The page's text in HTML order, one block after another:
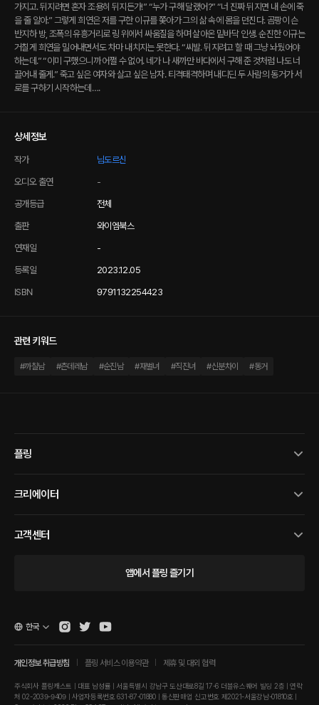
가지고. 뒤지려면 혼자 조용히 뒤지든가!” “누가 구해 달랬어?” “너 진짜 뒤지면 내 손에 죽
을 줄 알아.” 그렇게 희연은 저를 구한 이규를 쫓아가 그의 삶 속에 몸을 던진다. 곰팡이 슨
반지하 방, 조폭의 유흥거리로 링 위에서 싸움질을 하며 살아온 밑바닥 인생. 순진한 이규는
거칠게 희연을 밀어내면서도 차마 내치지는 못한다. “씨발. 뒤지려고 할 때 그냥 놔뒀어야
하는데.” “이미 구했으니까 어쩔 수 없어. 네가 나 새까만 바다에서 구해 준 것처럼 나도 너
끌어내 줄게.” 죽고 싶은 여자와 살고 싶은 남자. 티격태격하며 내디딘 두 사람의 동거가 서
로를 구하기 시작하는데….
상세정보
작가 님도르신
오디오 출연 -
공개등급 전체
출판 와이엠북스
연재일 -
등록일 2023.12.05
ISBN 9791132254423
관련 키워드
#까칠남 #츤데레남 #순진남 #재벌녀 #직진녀 #신분차이 #동거
플링
크리에이터
고객센터
앱에서 플링 즐기기
개인정보 취급방침 플링 서비스 이용약관 제휴 및 대외 협력
주식회사 플링캐스트 | 대표 남성률 | 서울특별시 강남구 도산대로8길 17-6 더블유스퀘어 빌딩 2층 | 연락
처 02-2039-9409 | 사업자등록번호 631-87-01880 | 통신판매업 신고번호 제2021-서울강남-01810호 |
한국